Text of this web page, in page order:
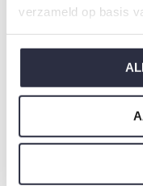
verzameld op basis
Typ:Pyjama
Geschlecht: